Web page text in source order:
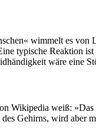
wimmelt es
typische Reaktion
wäre eine
Wikipedia weiß:
Gehirns, wird aber